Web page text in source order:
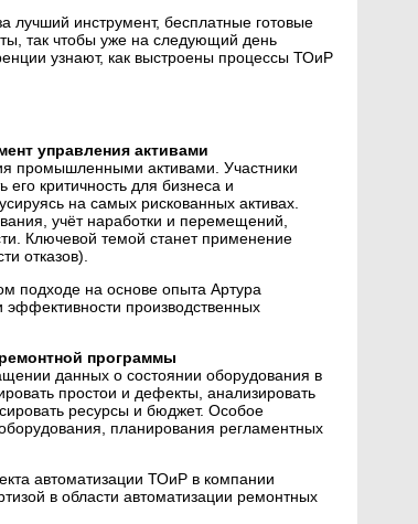
лучший инструмент, бесплатные готовые
так чтобы уже на следующий день
узнают, как выстроены процессы ТОиР
управления активами
промышленными активами. Участники
его критичность для бизнеса и
на самых рискованных активах.
учёт наработки и перемещений,
Ключевой темой станет применение
отказов).
подходе на основе опыта Артура
производственных
программы
данных о состоянии оборудования в
простои и дефекты, анализировать
ресурсы и бюджет. Особое
планирования регламентных
автоматизации ТОиР в компании
в области автоматизации ремонтных